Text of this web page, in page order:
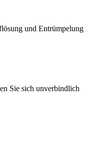
und Entrümpelung
Sie sich unverbindlich